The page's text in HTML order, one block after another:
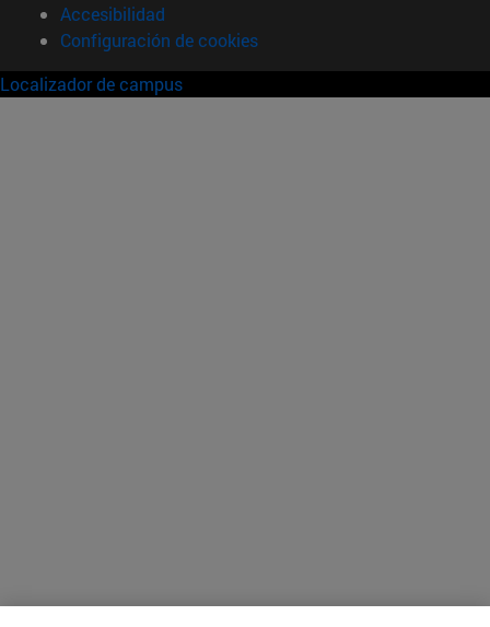
Accesibilidad
Configuración de cookies
Localizador de campus